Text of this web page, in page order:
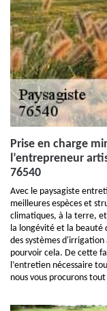
Prise en charge
l’entrepreneur
76540
Avec le paysagiste
meilleures espèces et
climatiques, à la terre,
la longévité et la beauté
des systèmes
pourvoir cela. De cette
l’entretien nécessaire
nous vous procurons